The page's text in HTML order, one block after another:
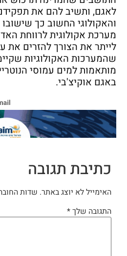
לאגם, ותשיב להם את
והאקולוגי החשוב כך
מערכת אקולוגית לרווחת
לייתר את הצורך להזרים את
שהמערכות האקולוגיות
מותאמות למים עמוסי
באגם אוקיצ'בי.
כתיבת תגובה
האימייל לא יוצג באתר. שדות
התגובה שלך*